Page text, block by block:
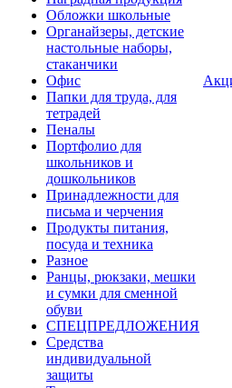
Обложки школьные
Органайзеры, детские
настольные наборы,
стаканчики
Офис
Папки для труда, для
тетрадей
Пеналы
Портфолио для
школьников и
дошкольников
Принадлежности для
письма и черчения
Продукты питания,
посуда и техника
Разное
Ранцы, рюкзаки, мешки
и сумки для сменной
обуви
СПЕЦПРЕДЛОЖЕНИЯ
Средства
индивидуальной
защиты